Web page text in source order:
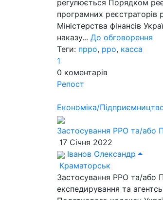
регулюється Порядком
програмних реєстраторів
Міністерства фінансів
наказу... До обговорення
Теги: прро, рро, касса
1
0 коментарів
Репост
Економіка/
Застосування РРО та/або
17 Січня 2022
Іванов Олександр
Краматорськ
Застосування РРО та/або
експедирування та